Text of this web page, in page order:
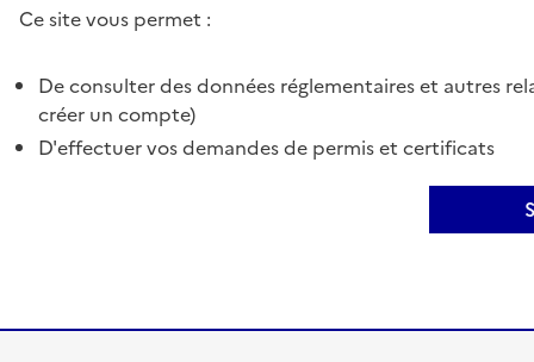
Ce site vous permet :
De consulter des données réglementaires et autres
créer un compte)
D'effectuer vos demandes de permis et certificats